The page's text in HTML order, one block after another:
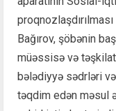
Bağırov, şöbənin
müəssisə və
bələdiyyə sədrləri
təqdim edən məsul